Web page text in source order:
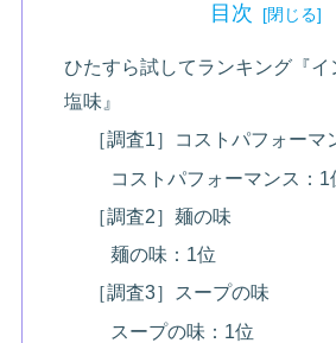
目次
ひたすら試してランキング『
塩味』
［調査1］コストパフォーマ
コストパフォーマンス：1
［調査2］麺の味
麺の味：1位
［調査3］スープの味
スープの味：1位